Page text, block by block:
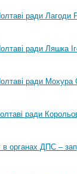
ради Лагоди
ради Ляшка
ради
ради
в органах ДПС –